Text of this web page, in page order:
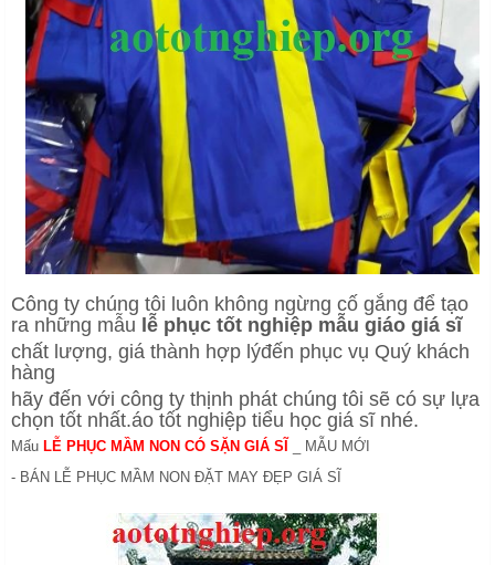
Công ty chúng tôi luôn không ngừng cố gắng để tạo
ra những mẫu ễ phục tốt nghiệp mẫu giáo giá sĩ
chất lượng, giá thành hợp lýđến phục vụ Quý khách
hàng
hãy đến với công ty thịnh phát chúng tôi sẽ có sự lựa
chọn tốt nhất.áo tốt nghiệp tiểu học giá sĩ nhé.
Mấu LỄ PHỤC MẦM NON CÓ SẶN GIÁ SĨ
_ MẪU MỚI
- BÁN LỄ PHỤC MẦM NON ĐẶT MAY ĐẸP GIÁ SĨ